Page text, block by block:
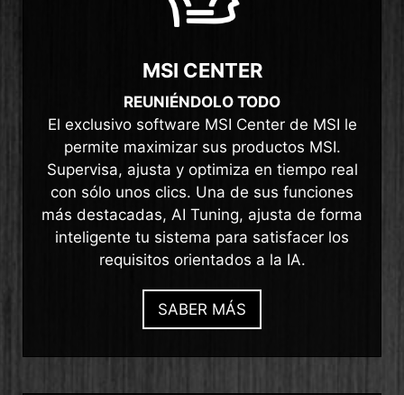
MSI CENTER
REUNIÉNDOLO TODO
El exclusivo software MSI Center de MSI le
permite maximizar sus productos MSI.
Supervisa, ajusta y optimiza en tiempo real
con sólo unos clics. Una de sus funciones
más destacadas, AI Tuning, ajusta de forma
inteligente tu sistema para satisfacer los
requisitos orientados a la IA.
SABER MÁS